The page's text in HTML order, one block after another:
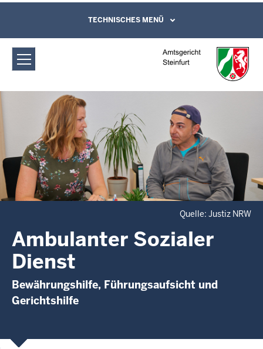
Amtsgericht Steinfurt: Ambulanter
Sozialer Dienst
Direkt zum Inhalt
Leichte Sprache, Gebärdensprachenvideo
und Kontaktformular
TECHNISCHES MENÜ
Quelle: Justiz NRW
Ambulanter Sozialer
Dienst
Bewährungshilfe, Führungsaufsicht und
Gerichtshilfe